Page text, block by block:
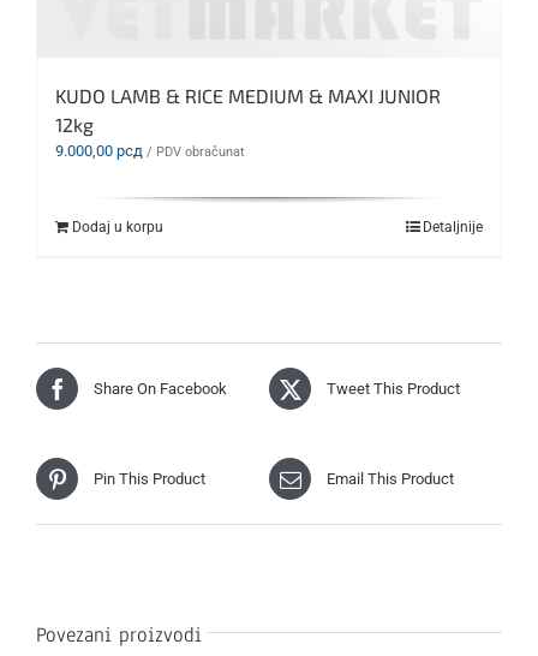
KUDO LAMB & RICE MEDIUM & MAXI JUNIOR
12kg
9.000,00 рсд / PDV obračunat
Dodaj u korpu Detaljnije
Share On Facebook Tweet This Product
Pin This Product Email This Product
Povezani proizvodi